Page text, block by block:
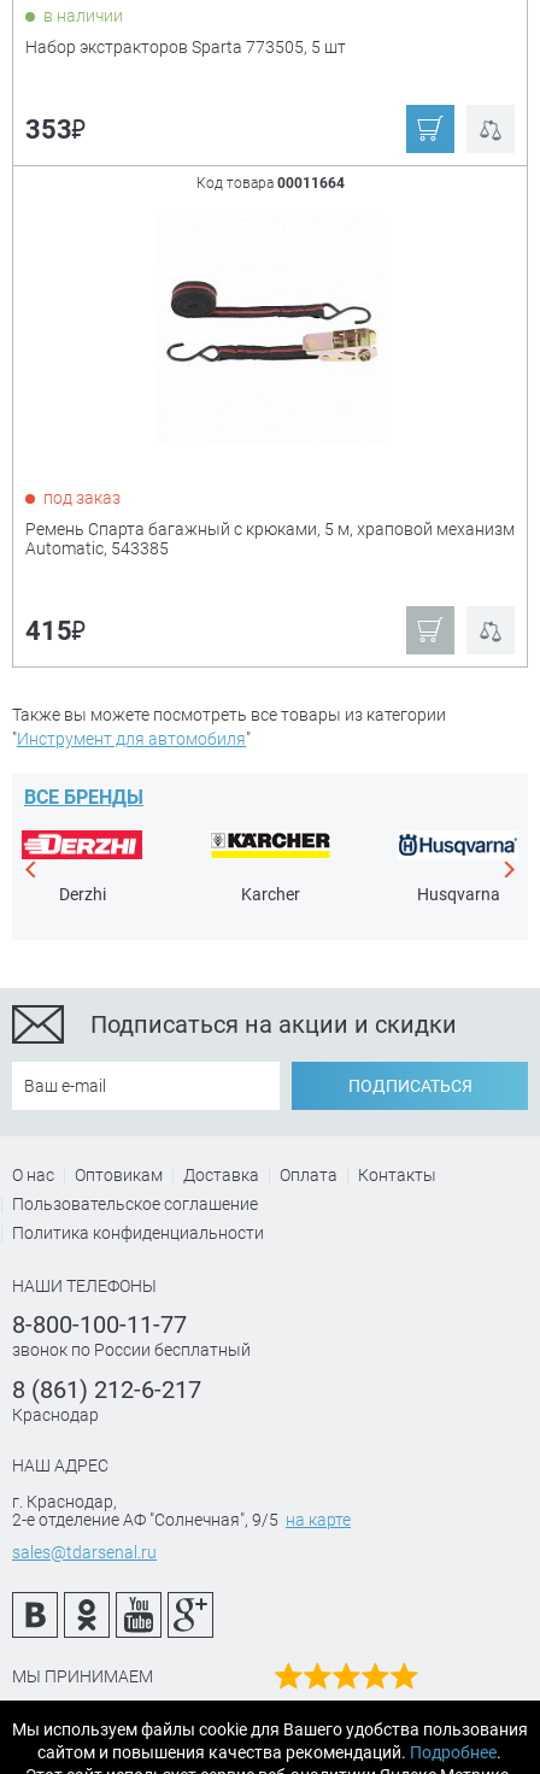
Показать только
в наличии
Набор экстракторов Sparta 773505, 5 шт
353₽
Код товара 00011664
под заказ
Ремень Спарта багажный с крюками, 5 м, храповой механизм
Automatic, 543385
415₽
Также вы можете посмотреть все товары из категории
"Инструмент для автомобиля"
ВСЕ БРЕНДЫ
Derzhi Karcher Husqvarna
Подписаться на акции и скидки
ПОДПИСАТЬСЯ
О нас Оптовикам Доставка Оплата
Контакты
Пользовательское соглашение
Политика конфиденциальности
НАШИ ТЕЛЕФОНЫ
8-800-100-11-77
звонок по России бесплатный
8 (861) 212-6-217
Краснодар
НАШ АДРЕС
г. Краснодар,
2-е отделение АФ "Солнечная", 9/5 на карте
sales@tdarsenal.ru
МЫ ПРИНИМАЕМ
на Яндекс маркет
Читайте отзывы
Мы используем файлы cookie для Вашего удобства пользования
сайтом и повышения качества рекомендаций. Подробнее.